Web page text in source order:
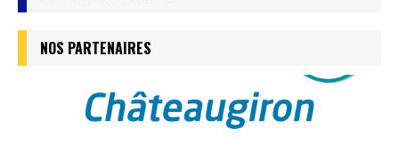
NOS PARTENAIRES